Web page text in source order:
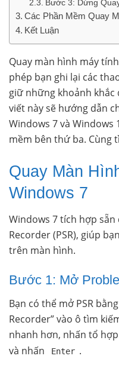
Bước 3: Dừng
Các Phần Mềm Quay
Kết Luận
Quay màn hình máy
phép bạn ghi lại các
giữ những khoảnh
viết này sẽ hướng dẫn
Windows 7 và Windows
mềm bên thứ ba. Cùng
Quay Màn
Windows 7
Windows 7 tích hợp
Recorder (PSR), giúp
trên màn hình.
Bước 1: Mở
Bạn có thể mở PSR
Recorder” vào ô tìm
nhanh hơn, nhấn tổ
và nhấn
Enter .